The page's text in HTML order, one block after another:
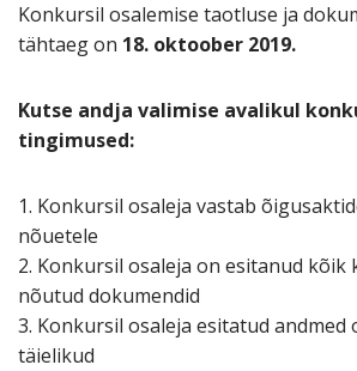
Konkursil osalemise taotluse ja
tähtaeg on 18. oktoober 2019.
Kutse andja valimise avalikul
tingimused:
1. Konkursil osaleja vastab
nõuetele
2. Konkursil osaleja on esitanud kõik
nõutud dokumendid
3. Konkursil osaleja esitatud andmed
täielikud